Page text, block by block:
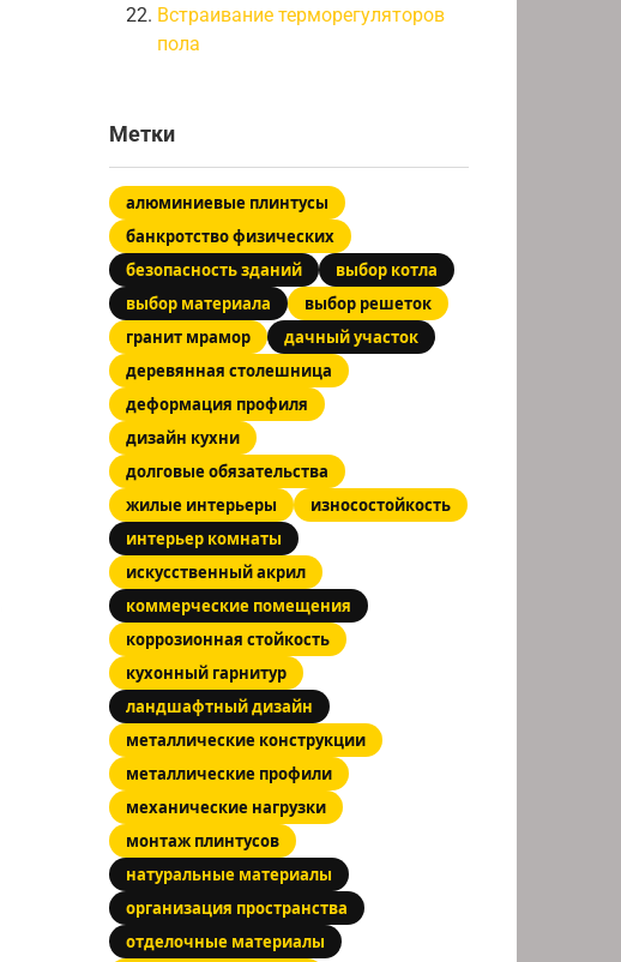
Встраивание терморегуляторов
пола
Метки
алюминиевые плинтусы
банкротство физических
безопасность зданий
выбор котла
выбор материала
выбор решеток
гранит мрамор
дачный участок
деревянная столешница
деформация профиля
дизайн кухни
долговые обязательства
жилые интерьеры
износостойкость
интерьер комнаты
искусственный акрил
коммерческие помещения
коррозионная стойкость
кухонный гарнитур
ландшафтный дизайн
металлические конструкции
металлические профили
механические нагрузки
монтаж плинтусов
натуральные материалы
организация пространства
отделочные материалы